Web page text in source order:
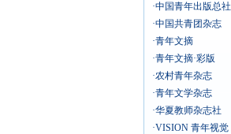
·中国青年出版总社
·中国共青团杂志
·青年文摘
·青年文摘·彩版
·农村青年杂志
·青年文学杂志
·华夏教师杂志社
·VISION 青年视觉